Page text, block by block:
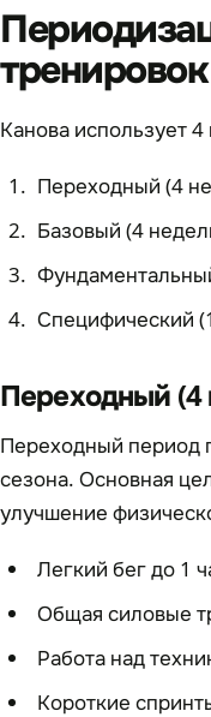
тренировок
Канова использует
Переходный (4
Базовый (4
Специфический
Переходный (4
Переходный период
сезона. Основная
улучшение
Легкий бег до 1
Общая силовые
Работа над
Короткие